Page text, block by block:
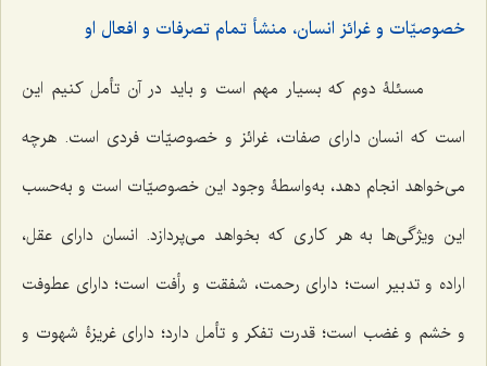
خصوصیّات و غرائز انسان، منشأ تمام تصرفات و افعال او
مسئلۀ دوم که بسیار مهم است و باید در آن تأمل کنیم این
است که انسان دارای صفات، غرائز و خصوصیّات فردی است. هرچه
می‌خواهد انجام دهد، به‌واسطۀ وجود این خصوصیّات است و به‌حسب
این ویژگی‌ها به هر کاری که بخواهد می‌پردازد. انسان دارای عقل،
اراده و تدبیر است؛ دارای رحمت، شفقت و رأفت است؛ دارای عطوفت
و خشم و غضب است؛ قدرت تفکر و تأمل دارد؛ دارای غریزۀ شهوت و